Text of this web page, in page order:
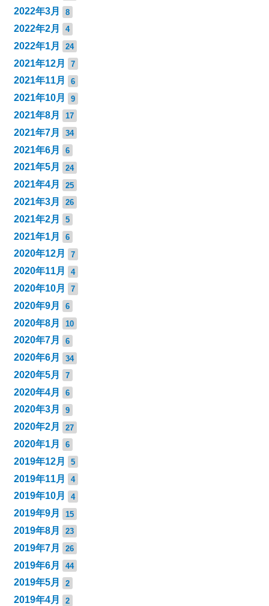
2022年3月 8
2022年2月 4
2022年1月 24
2021年12月 7
2021年11月 6
2021年10月 9
2021年8月 17
2021年7月 34
2021年6月 6
2021年5月 24
2021年4月 25
2021年3月 26
2021年2月 5
2021年1月 6
2020年12月 7
2020年11月 4
2020年10月 7
2020年9月 6
2020年8月 10
2020年7月 6
2020年6月 34
2020年5月 7
2020年4月 6
2020年3月 9
2020年2月 27
2020年1月 6
2019年12月 5
2019年11月 4
2019年10月 4
2019年9月 15
2019年8月 23
2019年7月 26
2019年6月 44
2019年5月 2
2019年4月 2